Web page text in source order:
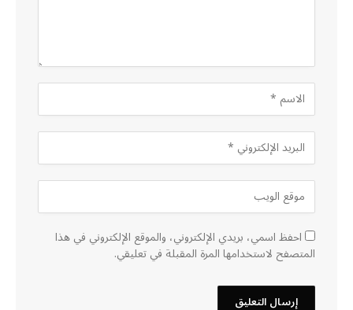
احفظ اسمي، بريدي الإلكتروني، والموقع الإلكتروني في هذا
المتصفح لاستخدامها المرة المقبلة في تعليقي.